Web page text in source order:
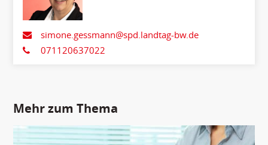
simone.gessmann@spd.landtag-bw.de
071120637022
Mehr zum Thema